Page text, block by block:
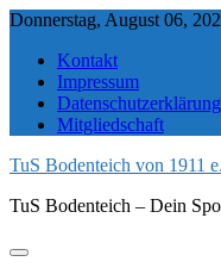
Skip
content
Donnerstag, August 06,
Kontakt
Impressum
Datenschutzerklärung
Mitgliedschaft
TuS Bodenteich von 1911
TuS Bodenteich – Dein